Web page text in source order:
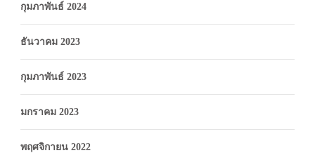
กุมภาพันธ์ 2024
ธันวาคม 2023
กุมภาพันธ์ 2023
มกราคม 2023
พฤศจิกายน 2022